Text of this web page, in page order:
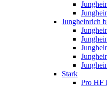
Jungheinrich
Stark
Pro HF